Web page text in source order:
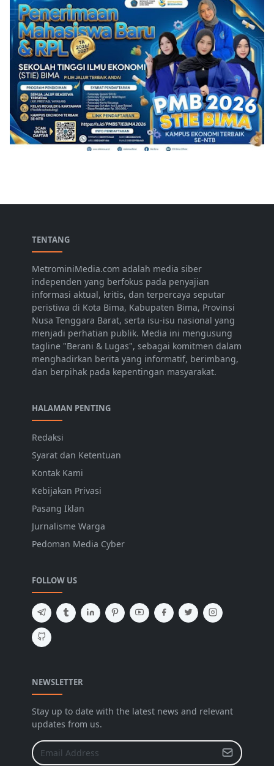
TENTANG
MetrominiMedia.com adalah media siber
independen yang berfokus pada penyajian
informasi aktual, kritis, dan terpercaya seputar
peristiwa di Kota Bima, Kabupaten Bima, Provinsi
Nusa Tenggara Barat, serta isu-isu nasional yang
menjadi perhatian publik. Media ini mengusung
tagline "Berani & Lugas", sebagai komitmen dalam
menghadirkan berita yang informatif, berimbang,
dan berpihak pada kepentingan masyarakat.
HALAMAN PENTING
Redaksi
Syarat dan Ketentuan
Kontak Kami
Kebijakan Privasi
Pasang Iklan
Jurnalisme Warga
Pedoman Media Cyber
FOLLOW US
NEWSLETTER
Stay up to date with the latest news and relevant
updates from us.